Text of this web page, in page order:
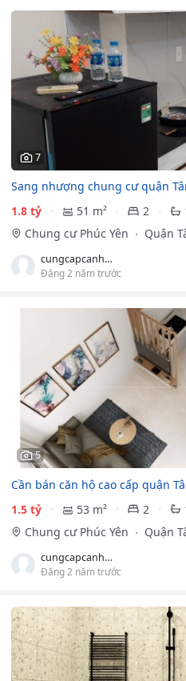
7
Sang nhượng chung cư quận
1.8 tỷ
51 m² 2
Chung cư Phúc Yên
Quận
cungcapcanhogiare
Đăng 2 năm trước
5
Cần bán căn hộ cao cấp quận
1.5 tỷ
53 m² 2
Chung cư Phúc Yên
Quận
cungcapcanhogiare
Đăng 2 năm trước